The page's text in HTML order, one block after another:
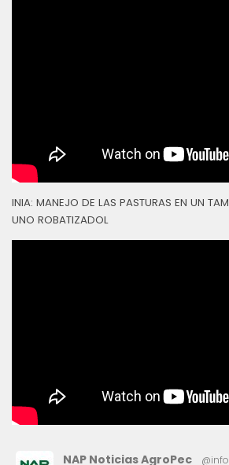
INIA: MANEJO DE LAS PASTURAS EN UN
UNO ROBATIZADOL
NAP Noticias AgroPec